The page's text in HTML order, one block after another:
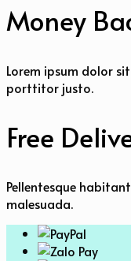
Money
Lorem ipsum dolor
porttitor justo.
Free
Pellentesque
malesuada.